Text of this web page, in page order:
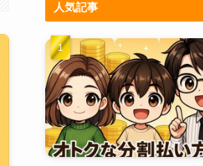
人気記事